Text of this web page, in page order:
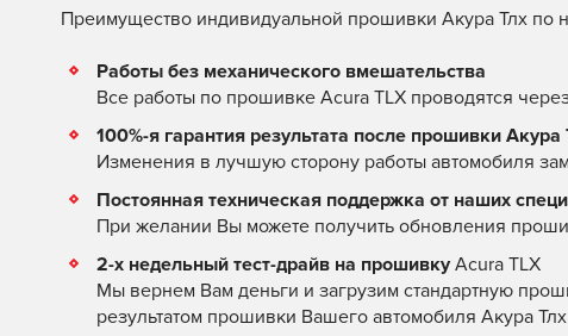
Преимущество индивидуальной прошивки Акура Тлх по
Работы без механического вмешательства
Все работы по прошивке Acura TLX проводятся
100%-я гарантия результата после прошивки Акура
Изменения в лучшую сторону работы автомобиля
Постоянная техническая поддержка от наших
При желании Вы можете получить обновления
2-х недельный тест-драйв на прошивку Acura TLX
Мы вернем Вам деньги и загрузим стандартную
результатом прошивки Вашего автомобиля Акура Тлх